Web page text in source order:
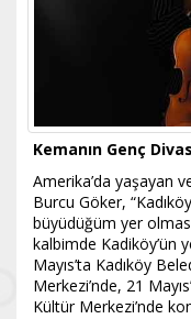
Kemanın Genç
Amerika’da yaşayan
Burcu Göker,
büyüdüğüm yer
kalbimde Kadiköy’ün
Mayıs’ta Kadıköy
Merkezi’nde, 21
Kültür Merkezi’nde